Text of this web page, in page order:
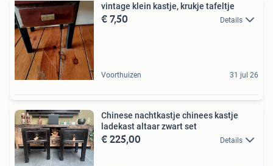
vintage klein kastje, krukje tafeltje
€ 7,50 Details
Voorthuizen 31 jul 26
Chinese nachtkastje chinees kastje
ladekast altaar zwart set
€ 225,00 Details